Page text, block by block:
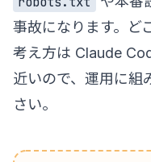
事故になります。ど
考え方は Claude
近いので、運用に組
さい。